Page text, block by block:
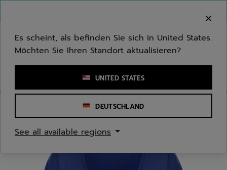
Stichwort oder Artikelnummer eingeben
Es scheint, als befinden Sie sich in United States.
Möchten Sie Ihren Standort aktualisieren?
UNITED STATES
DEUTSCHLAND
See all available regions